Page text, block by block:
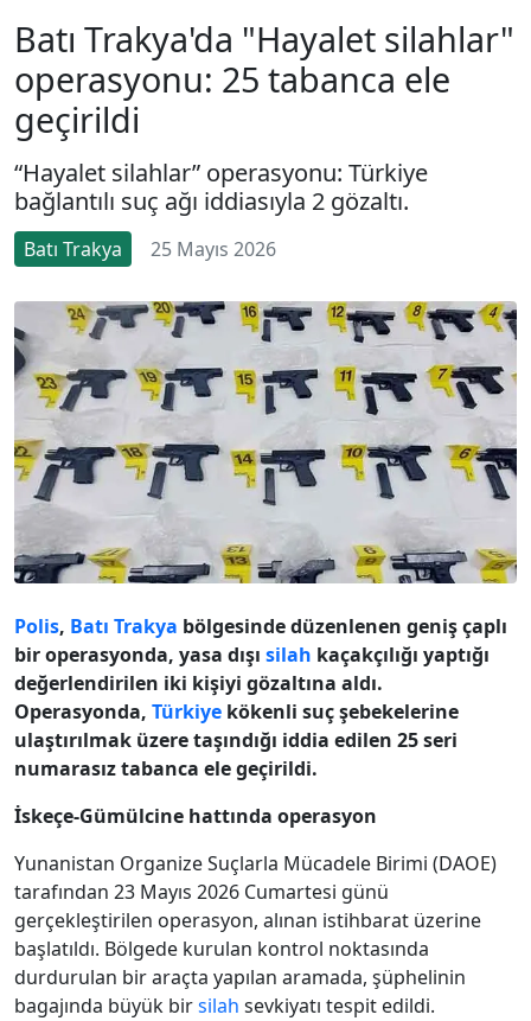
Batı Trakya'da "Hayalet silahlar"
operasyonu: 25 tabanca ele
geçirildi
“Hayalet silahlar” operasyonu: Türkiye
bağlantılı suç ağı iddiasıyla 2 gözaltı.
Batı Trakya 25 Mayıs 2026
Polis, Batı Trakya bölgesinde düzenlenen geniş çaplı
bir operasyonda, yasa dışı silah kaçakçılığı yaptığı
değerlendirilen iki kişiyi gözaltına aldı.
Operasyonda, Türkiye kökenli suç şebekelerine
ulaştırılmak üzere taşındığı iddia edilen 25 seri
numarasız tabanca ele geçirildi.
İskeçe-Gümülcine hattında operasyon
Yunanistan Organize Suçlarla Mücadele Birimi (DAOE)
tarafından 23 Mayıs 2026 Cumartesi günü
gerçekleştirilen operasyon, alınan istihbarat üzerine
başlatıldı. Bölgede kurulan kontrol noktasında
durdurulan bir araçta yapılan aramada, şüphelinin
bagajında büyük birsilah sevkiyatı tespit edildi.